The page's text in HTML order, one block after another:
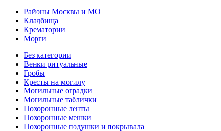
Районы Москвы и МО
Кладбища
Крематории
Морги
Без категории
Венки ритуальные
Гробы
Кресты на могилу
Могильные оградки
Могильные таблички
Похоронные ленты
Похоронные мешки
Похоронные подушки и покрывала